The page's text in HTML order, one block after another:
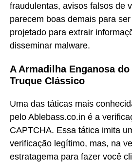
fraudulentas, avisos falsos de
parecem boas demais para
projetado para extrair
disseminar malware.
A Armadilha Enganosa do
Truque Clássico
Uma das táticas mais
pelo Ablebass.co.in é a
CAPTCHA. Essa tática imita
verificação legítimo, mas, na
estratagema para fazer você